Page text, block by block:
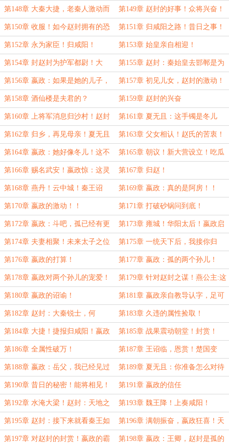
第148章 大秦大捷，老秦人激动而
兴奋！
第149章 赵封的好事！众将兴奋！
第150章 收服！如今赵封拥有的恐
怖势力！
第151章 归咸阳之路！昔日之事！
第152章 永为家臣！归咸阳！ 第153章 始皇亲自相迎！
第154章 封赵封为护军都尉！大
喜！
第155章 赵封：秦始皇去邯郸是为
了阿房女！
第156章 嬴政：如果是她的儿子，
早就立太子了！
第157章 初见儿女，赵封的激动！
第158章 酒仙楼是夫君的？ 第159章 赵封的兴奋
第160章 上将军消息归沙村！赵封
大婚！
第161章 夏无且：这手镯是冬儿
的！！赵封是……
第162章 归乡，再见母亲！夏无且
的喜！
第163章 父女相认！赵氏的苦衷！
第164章 嬴政：她好像冬儿！这不
应该是巧合！
第165章 朝议！新大营设立！吃瓜
的赵封！
第166章 赐名武安！嬴政惊：这灵
丹有毒？
第167章 归赵！
第168章 燕丹！云中城！秦王诏
谕！
第169章 嬴政：真的是阿房！！
第170章 嬴政的激动！！ 第171章 打破砂锅问到底！
第172章 嬴政：斗吧，孤已经有更
合适的储君了！
第173章 雍城！华阳太后！嬴政启
程！
第174章 夫妻相聚！未来太子之位
必然是他！
第175章 一统天下后，我接你归
朝！
第176章 嬴政的打算！ 第177章 嬴政：孤的两个孙儿！
第178章 嬴政对两个孙儿的宠爱！ 第179章 针对赵封之谋！燕公主:这
赵封竟如此俊朗？
第180章 嬴政的诏谕！ 第181章 嬴政亲自教导认字，足可
震动！
第182章 赵封：大秦锐士，何
在！！
第183章 久违的属性捡取！
第184章 大捷！捷报归咸阳！嬴政
振奋！
第185章 战果震动朝堂！封赏！
第186章 全属性破万！ 第187章 王诏临，恩赏！楚国变
天！
第188章 嬴政：岳父，我已经见过
阿房了
第189章 夏无且：你准备怎么对待
封儿？
第190章 昔日的秘密！能将相见！ 第191章 嬴政的信任
第192章 水淹大梁！赵封：天地之
力，我以后能拥有吗？
第193章 魏王降！上奏咸阳！
第195章 赵封：接下来就看秦王如
何封赏了！
第196章 满朝振奋，嬴政狂喜！天
佑大秦！
第197章 对赵封的封赏！嬴政的霸 第198章 嬴政：王卿，赵封是孤的